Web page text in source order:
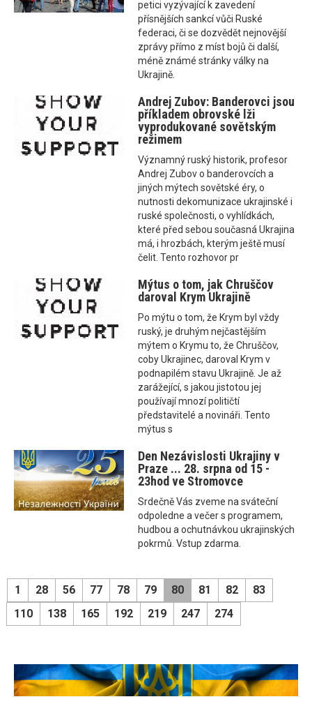
petici vyzývající k zavedení
přísnějších sankcí vůči Ruské
federaci, či se dozvědět nejnovější
zprávy přímo z míst bojů či další,
méně známé stránky války na
Ukrajině.
Andrej Zubov: Banderovci jsou
příkladem obrovské lži
vyprodukované sovětským
režimem
Významný ruský historik, profesor
Andrej Zubov o banderovcích a
jiných mýtech sovětské éry, o
nutnosti dekomunizace ukrajinské i
ruské společnosti, o vyhlídkách,
které před sebou současná Ukrajina
má, i hrozbách, kterým ještě musí
čelit. Tento rozhovor pr
Mýtus o tom, jak Chruščov
daroval Krym Ukrajině
Po mýtu o tom, že Krym byl vždy
ruský, je druhým nejčastějším
mýtem o Krymu to, že Chruščov,
coby Ukrajinec, daroval Krym v
podnapilém stavu Ukrajině. Je až
zarážející, s jakou jistotou jej
používají mnozí političtí
představitelé a novináři. Tento
mýtus s
Den Nezávislosti Ukrajiny v
Praze ... 28. srpna od 15 -
23hod ve Stromovce
Srdečně Vás zveme na sváteční
odpoledne a večer s programem,
hudbou a ochutnávkou ukrajinských
pokrmů. Vstup zdarma.
1 28 56 77 78 79 80 81 82
83
110
138 165 192 219 247 274